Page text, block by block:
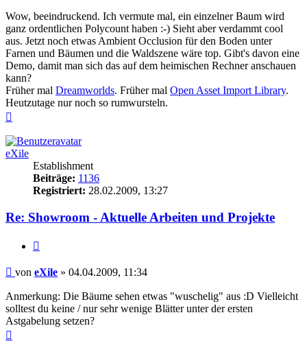
Wow, beeindruckend. Ich vermute mal, ein einzelner Baum wird
ganz ordentlichen Polycount haben :-) Sieht aber verdammt cool
aus. Jetzt noch etwas Ambient Occlusion für den Boden unter
Farnen und Bäumen und die Waldszene wäre top. Gibt's davon eine
Demo, damit man sich das auf dem heimischen Rechner anschauen
kann?
Früher mal Dreamworlds. Früher mal Open Asset Import Library.
Heutzutage nur noch so rumwursteln.
eXile
Establishment
Beiträge: 1136
Registriert: 28.02.2009, 13:27
Re: Showroom - Aktuelle Arbeiten und Projekte
Beitrag
von eXile » 04.04.2009, 11:34
Anmerkung: Die Bäume sehen etwas "wuschelig" aus :D Vielleicht
solltest du keine / nur sehr wenige Blätter unter der ersten
Astgabelung setzen?